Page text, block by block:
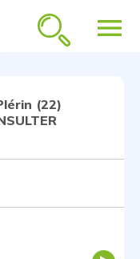
menu
(22)